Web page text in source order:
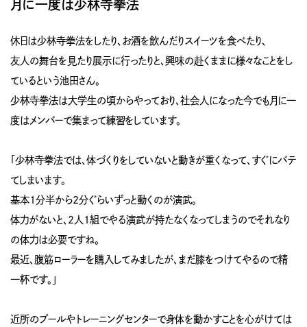
月に一度は少林寺拳法
休日は少林寺拳法をしたり、お酒を飲んだりスイーツを食べたり、
友人の舞台を見たり展示に行ったりと、興味の赴くままに様々なことをし
ているという池田さん。
少林寺拳法は大学生の頃からやっており、社会人になった今でも月に一
度はメンバーで集まって練習をしています。
「少林寺拳法では、体づくりをしていないと動きが重くなって、すぐにバテ
てしまいます。
基本1分半から2分ぐらいずっと動くのが演武。
体力がないと、2人1組でやる演武が持たなくなってしまうのでそれなり
の体力は必要ですね。
最近、腹筋ローラーを購入してみましたが、まだ膝をつけてやるので精
一杯です。」
近所のプールやトレーニングセンターで身体を動かすことを心がけては